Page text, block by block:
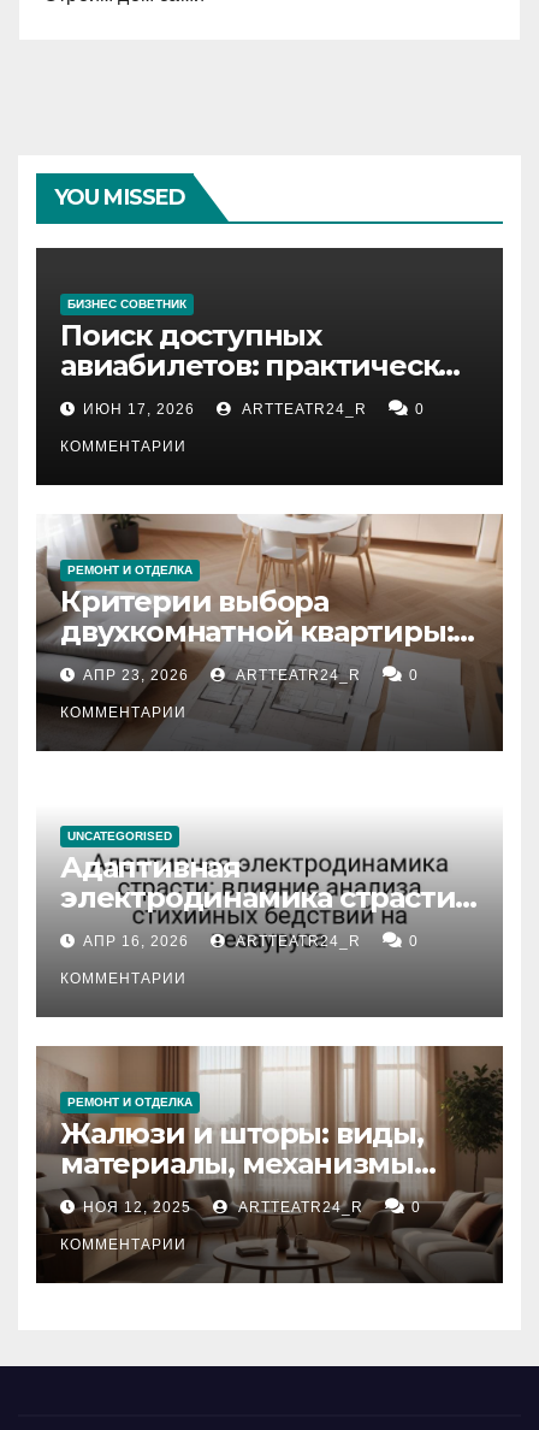
YOU MISSED
БИЗНЕС СОВЕТНИК
Поиск доступных
авиабилетов: практические
рекомендации
ИЮН 17, 2026 ARTTEATR24_R 0
КОММЕНТАРИИ
РЕМОНТ И ОТДЕЛКА
Критерии выбора
двухкомнатной квартиры:
планировка, площадь,
состояние и документация
АПР 23, 2026 ARTTEATR24_R 0
КОММЕНТАРИИ
UNCATEGORISED
Адаптивная
электродинамика страсти:
влияние анализа
стихийных бедствий на
тезауруса
АПР 16, 2026 ARTTEATR24_R 0
КОММЕНТАРИИ
РЕМОНТ И ОТДЕЛКА
Жалюзи и шторы: виды,
материалы, механизмы
управления и уход
НОЯ 12, 2025 ARTTEATR24_R 0
КОММЕНТАРИИ